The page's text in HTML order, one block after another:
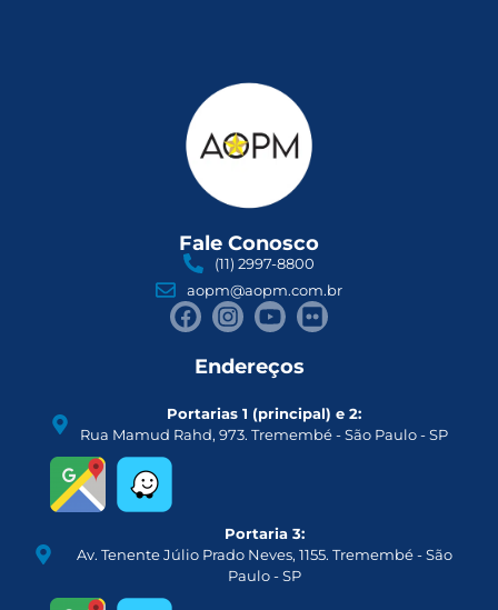
Fale Conosco
(11) 2997-8800
aopm@aopm.com.br
Endereços
Portarias 1 (principal) e 2:
Rua Mamud Rahd, 973. Tremembé - São Paulo - SP
Portaria 3:
Av. Tenente Júlio Prado Neves, 1155. Tremembé - São
Paulo - SP